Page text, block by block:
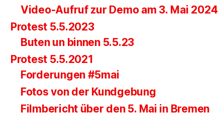
Video-Aufruf zur Demo am 3. Mai 2024
Protest 5.5.2023
Buten un binnen 5.5.23
Protest 5.5.2021
Forderungen #5mai
Fotos von der Kundgebung
Filmbericht über den 5. Mai in Bremen